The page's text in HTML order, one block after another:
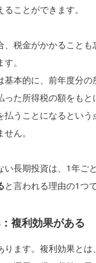
ことができます。
、税金がかかること
。
本的に、前年度分の
った所得税の額をも
払うことになるとい
ん。
い長期投資は、1年ご
と言われる理由の1つで
複利効果がある
ます。複利効果とは、